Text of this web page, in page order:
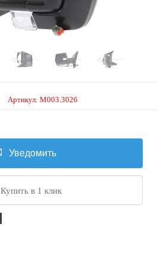
Артикул: M003.3026
Уведомить
Купить в 1 клик